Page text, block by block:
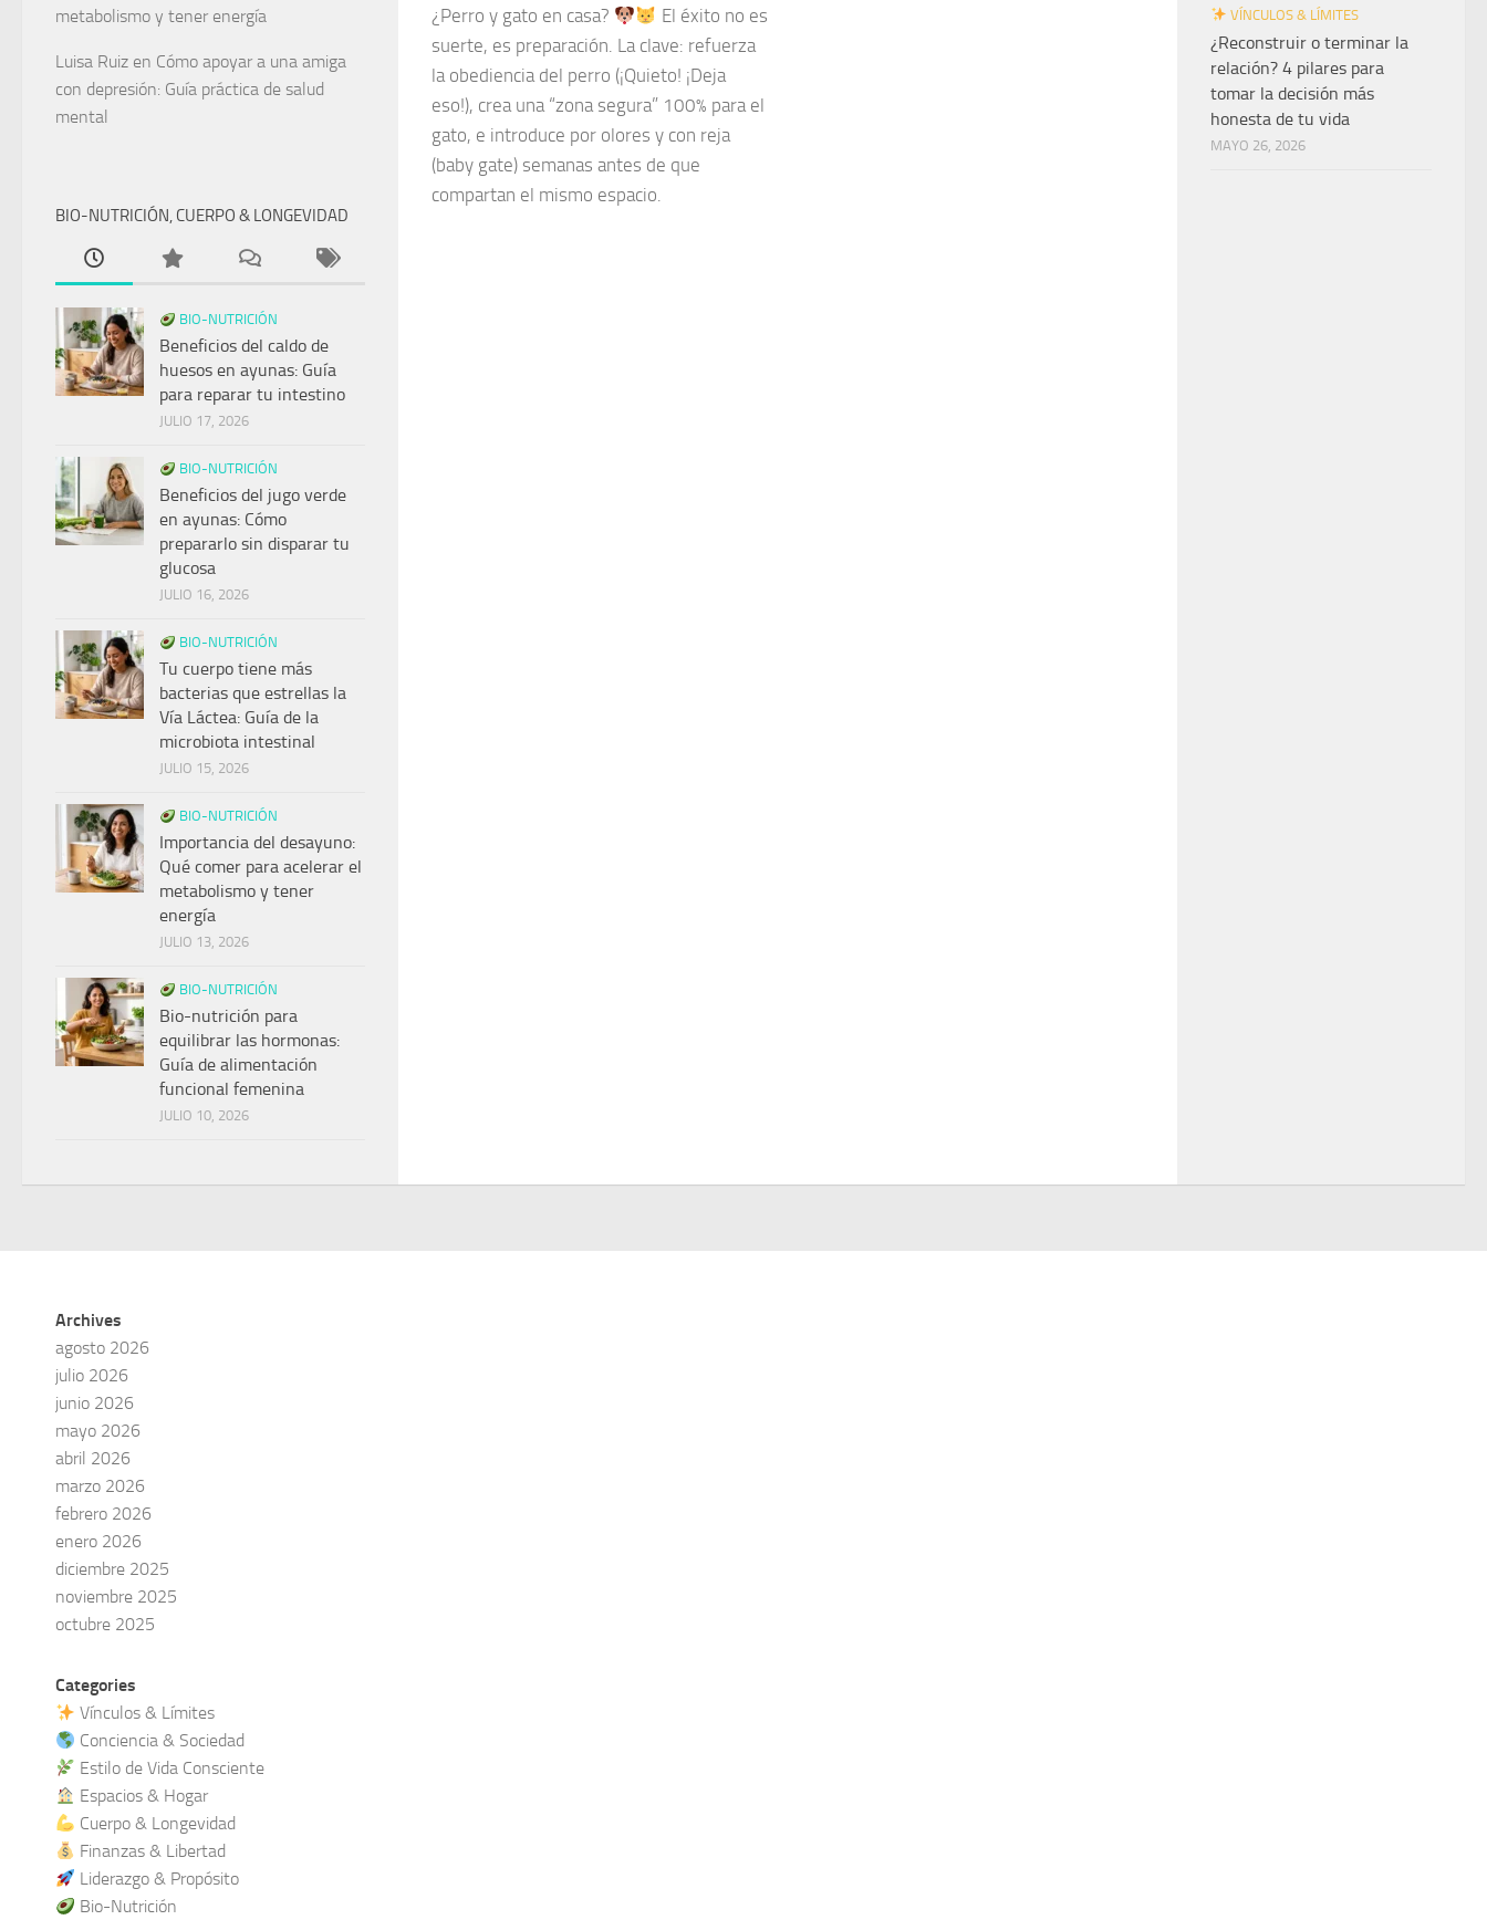
¿Perro y gato en casa?
El éxito no es
suerte, es preparación. La clave: refuerza
la obediencia del perro (¡Quieto! ¡Deja
eso!), crea una “zona segura” 100% para el
gato, e introduce por olores y con reja
(baby gate) semanas antes de que
compartan el mismo espacio.
metabolismo y tener energía
Luisa Ruiz en Cómo apoyar a una amiga
con depresión: Guía práctica de salud
mental
BIO-NUTRICIÓN, CUERPO & LONGEVIDAD
BIO-NUTRICIÓN
Beneficios del caldo de
huesos en ayunas: Guía
para reparar tu intestino
JULIO 17, 2026
BIO-NUTRICIÓN
Beneficios del jugo verde
en ayunas: Cómo
prepararlo sin disparar tu
glucosa
JULIO 16, 2026
BIO-NUTRICIÓN
Tu cuerpo tiene más
bacterias que estrellas la
Vía Láctea: Guía de la
microbiota intestinal
JULIO 15, 2026
BIO-NUTRICIÓN
Importancia del desayuno:
Qué comer para acelerar el
metabolismo y tener
energía
JULIO 13, 2026
BIO-NUTRICIÓN
Bio-nutrición para
equilibrar las hormonas:
Guía de alimentación
funcional femenina
JULIO 10, 2026
VÍNCULOS & LÍMITES
¿Reconstruir o terminar la
relación? 4 pilares para
tomar la decisión más
honesta de tu vida
MAYO 26, 2026
Archives
agosto 2026
julio 2026
junio 2026
mayo 2026
abril 2026
marzo 2026
febrero 2026
enero 2026
diciembre 2025
noviembre 2025
octubre 2025
Categories
Vínculos & Límites
Conciencia & Sociedad
Estilo de Vida Consciente
Espacios & Hogar
Cuerpo & Longevidad
Finanzas & Libertad
Liderazgo & Propósito
Bio-Nutrición